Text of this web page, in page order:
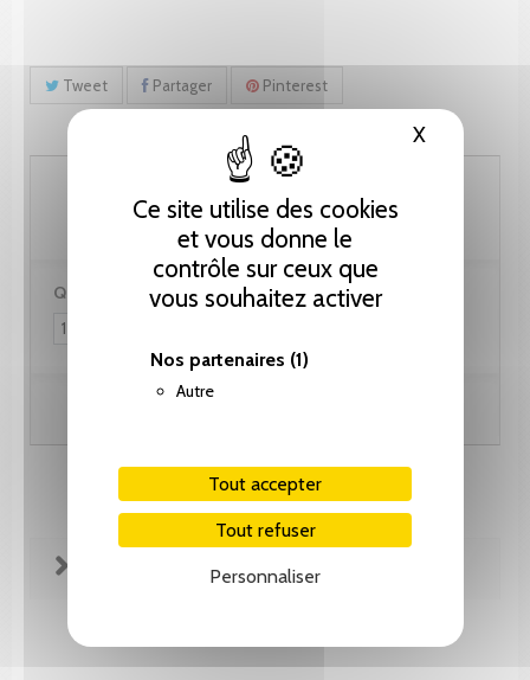
Ce site utilise des cookies
et vous donne le
contrôle sur ceux que
vous souhaitez activer
Nos partenaires (1)
Autre
Tout accepter
Tout refuser
Personnaliser
XMasquer
Tweet Partager Pinterest
102.60 CHF
Quantité :
FICHE TECHNIQUE